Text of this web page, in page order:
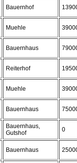
Bauernhof
Muehle
Bauernhaus
Reiterhof
Muehle
Bauernhaus
Bauernhaus,
Gutshof
0
Bauernhaus